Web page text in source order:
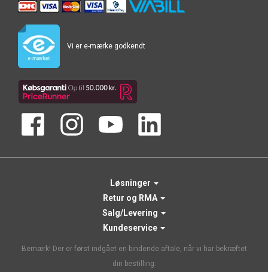
Vi er e-mærke godkendt
Løsninger
Retur og RMA
Salg/Levering
Kundeservice
Bemærk! Der er først indgået en bindende aftale, når vi har bekræftet
din bestilling.